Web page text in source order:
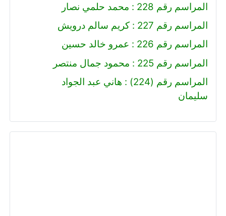
المراسم رقم 228 : محمد حلمي نصار
المراسم رقم 227 : كريم سالم درويش
المراسم رقم 226 : عمرو خالد حسين
المراسم رقم 225 : محمود جمال منتصر
المراسم رقم (224) : هاني عبد الجواد
سليمان